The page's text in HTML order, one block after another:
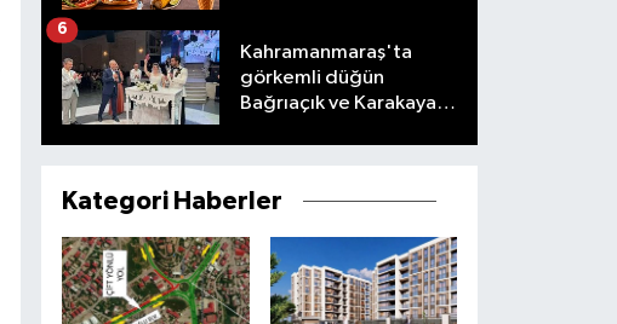
Kahramanmaraş'ta
görkemli düğün
Bağrıaçık ve Karakaya
6
Kategori Haberler